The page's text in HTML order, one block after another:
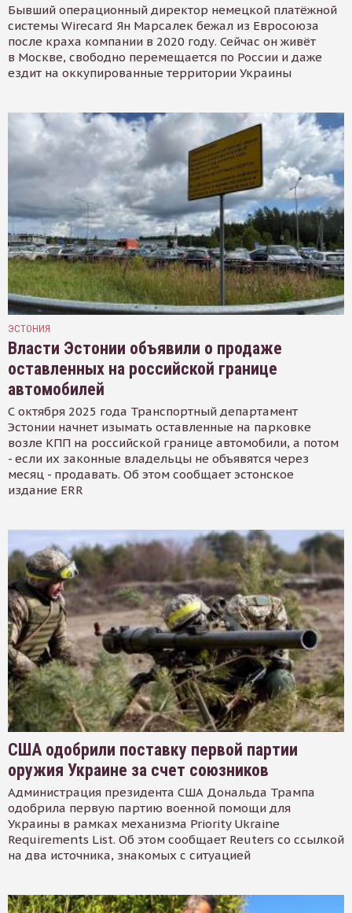
Бывший операционный директор немецкой платёжной
системы Wirecard Ян Марсалек бежал из Евросоюза
после краха компании в 2020 году. Сейчас он живёт
в Москве, свободно перемещается по России и даже
ездит на оккупированные территории Украины
ЭСТОНИЯ
Власти Эстонии объявили о продаже
оставленных на российской границе
автомобилей
С октября 2025 года Транспортный департамент
Эстонии начнет изымать оставленные на парковке
возле КПП на российской границе автомобили, а потом
- если их законные владельцы не объявятся через
месяц - продавать. Об этом сообщает эстонское
издание ERR
США одобрили поставку первой партии
оружия Украине за счет союзников
Администрация президента США Дональда Трампа
одобрила первую партию военной помощи для
Украины в рамках механизма Priority Ukraine
Requirements List. Об этом сообщает Reuters со ссылкой
на два источника, знакомых с ситуацией